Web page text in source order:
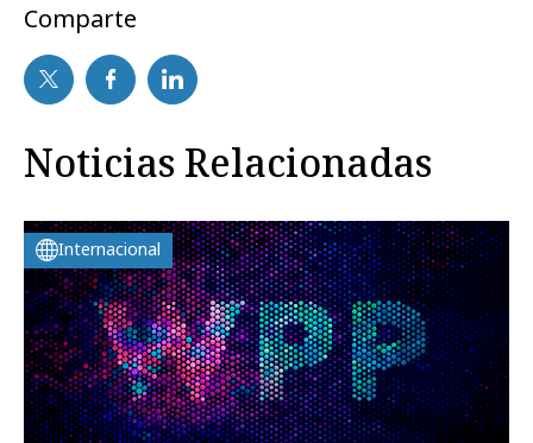
Comparte
Noticias Relacionadas
Internacional